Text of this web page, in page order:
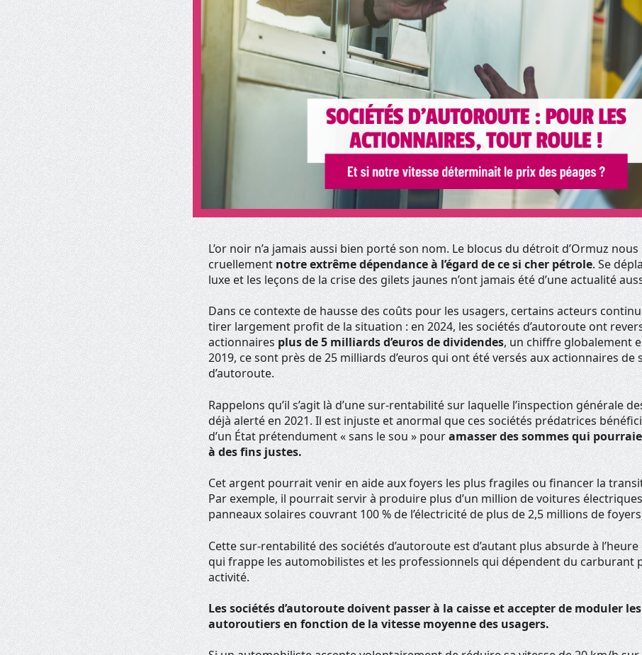
L’or noir n’a jamais aussi bien porté son nom. Le blocus du détroit d’Ormuz
cruellementnotre extrême dépendance à l’égard de ce si cher pétrole. Se
luxe et les leçons de la crise des gilets jaunes n’ont jamais été d’une actualité
Dans ce contexte de hausse des coûts pour les usagers, certains acteurs
tirer largement profit de la situation : en 2024, les sociétés d’autoroute ont
actionnairesplus de 5 milliards d’euros de dividendes, un chiffre globalement
2019, ce sont près de 25 milliards d’euros qui ont été versés aux actionnaires de
d’autoroute.
Rappelons qu’il s’agit là d’une sur-rentabilité sur laquelle l’inspection générale
déjà alerté en 2021. Il est injuste et anormal que ces sociétés prédatrices
d’un État prétendument « sans le sou » pouramasser des sommes qui
à des fins justes.
Cet argent pourrait venir en aide aux foyers les plus fragiles ou financer la
Par exemple, il pourrait servir à produire plus d’un million de voitures
panneaux solaires couvrant 100 % de l’électricité de plus de 2,5 millions de
Cette sur-rentabilité des sociétés d’autoroute est d’autant plus absurde à
qui frappe les automobilistes et les professionnels qui dépendent du carburant
activité.
Les sociétés d’autoroute doivent passer à la caisse et accepter demoduler
autoroutiers en fonction de la vitesse moyenne des usagers.